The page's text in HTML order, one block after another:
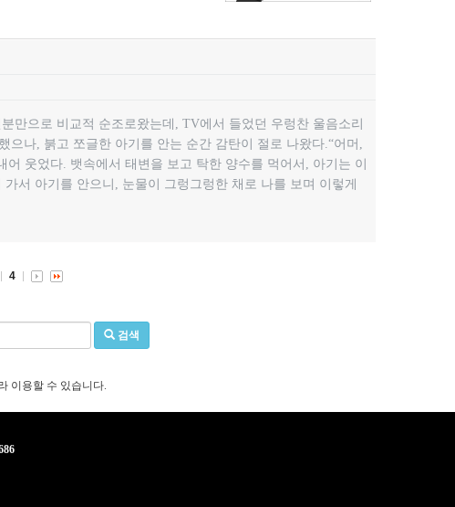
만으로 비교적 순조로왔는데, TV에서 들었던 우렁찬 울음소리
으나, 붉고 쪼글한 아기를 안는 순간 감탄이 절로 나왔다.“어머,
웃었다. 뱃속에서 태변을 보고 탁한 양수를 먹어서, 아기는 이
서 아기를 안으니, 눈물이 그렁그렁한 채로 나를 보며 이렇게
4
검색
이용할 수 있습니다.